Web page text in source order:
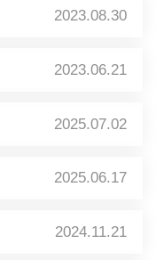
2023.08.30
2023.06.21
2025.07.02
2025.06.17
2024.11.21